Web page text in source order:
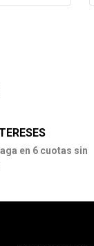
en 6 cuotas sin